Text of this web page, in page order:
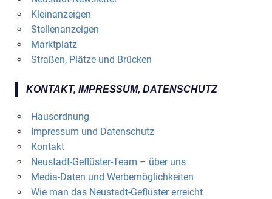
Kleinanzeigen
Stellenanzeigen
Marktplatz
Straßen, Plätze und Brücken
KONTAKT, IMPRESSUM, DATENSCHUTZ
Hausordnung
Impressum und Datenschutz
Kontakt
Neustadt-Geflüster-Team – über uns
Media-Daten und Werbemöglichkeiten
Wie man das Neustadt-Geflüster erreicht